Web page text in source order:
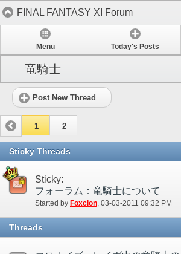
FINAL FANTASY XI Forum
Menu Today's Posts
竜騎士
Post New Thread
1 2
Sticky Threads
Sticky:
フォーラム：竜騎士について
Started by Foxclon‎, 03-03-2011 09:32 PM
Threads